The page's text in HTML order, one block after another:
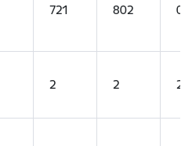
721
802
2 2 2